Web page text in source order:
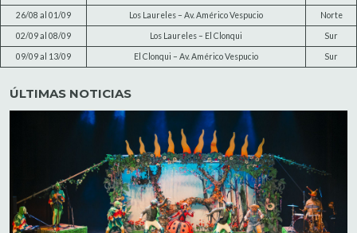
26/08 al 01/09 Los Laureles – Av. Américo Vespucio Norte
02/09 al 08/09 Los Laureles – El Clonqui Sur
09/09 al 13/09 El Clonqui – Av. Américo Vespucio Sur
ÚLTIMAS NOTICIAS